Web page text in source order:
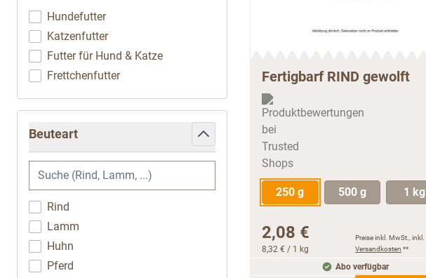
Hundefutter
Katzenfutter
Futter für Hund & Katze
Frettchenfutter
Beuteart
filter
Rind
Lamm
Huhn
Pferd
Fertigbarf RIND gewolft
250 g 500 g 1 kg
2,08 €
8,32 € / 1 kg
Preise inkl. MwSt., inkl.
Versandkosten **
Abo verfügbar